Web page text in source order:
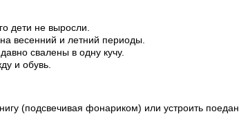
дети не выросли.
весенний и летний периоды.
свалены в одну кучу.
и обувь.
(подсвечивая фонариком) или устроить